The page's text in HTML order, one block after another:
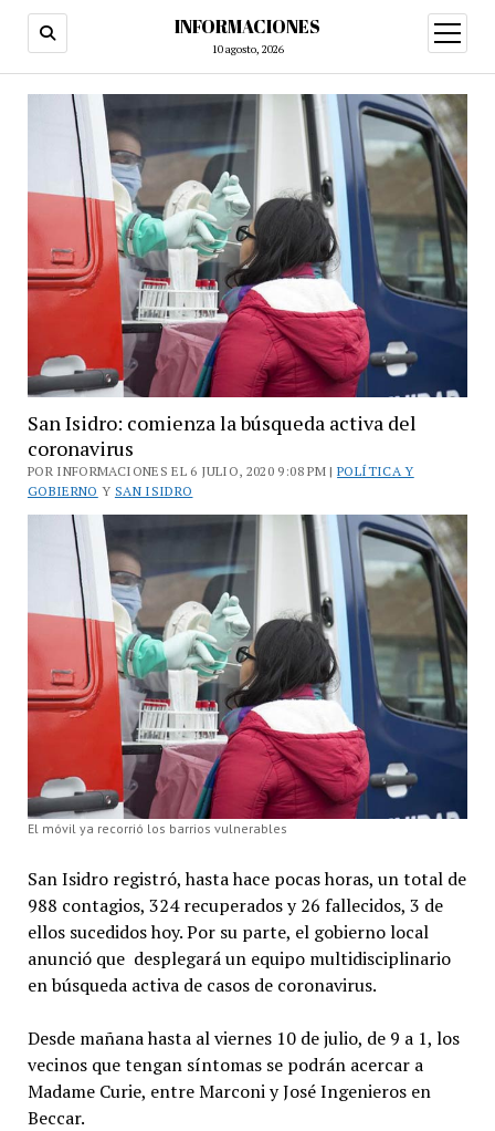
INFORMACIONES
10 agosto, 2026
abrir
menú
San Isidro: comienza la búsqueda activa del
coronavirus
POR INFORMACIONES EL 6 JULIO, 2020 9:08 PM |POLÍTICA Y
GOBIERNO Y SAN ISIDRO
El móvil ya recorrió los barrios vulnerables
San Isidro registró, hasta hace pocas horas, un total de
988 contagios, 324 recuperados y 26 fallecidos, 3 de
ellos sucedidos hoy. Por su parte, el gobierno local
anunció que desplegará un equipo multidisciplinario
en búsqueda activa de casos de coronavirus.
Desde mañana hasta al viernes 10 de julio, de 9 a 1, los
vecinos que tengan síntomas se podrán acercar a
Madame Curie, entre Marconi y José Ingenieros en
Beccar.